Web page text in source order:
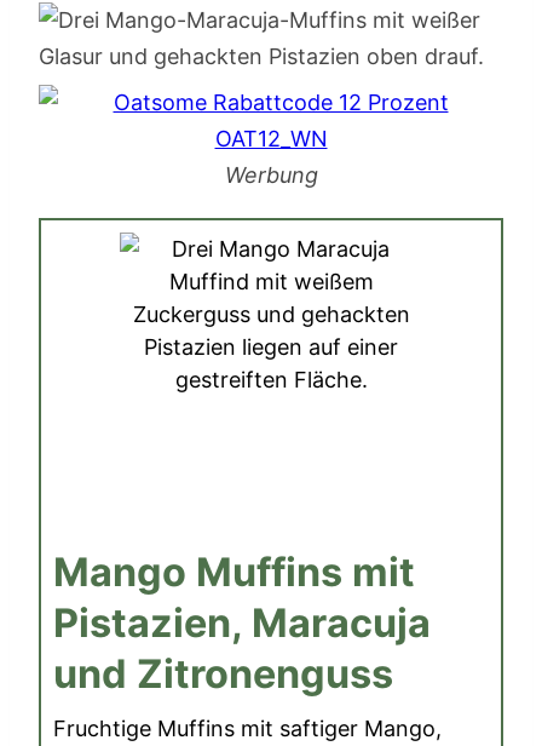
Werbung
Mango Muffins mit
Pistazien, Maracuja
und Zitronenguss
Fruchtige Muffins mit saftiger Mango,